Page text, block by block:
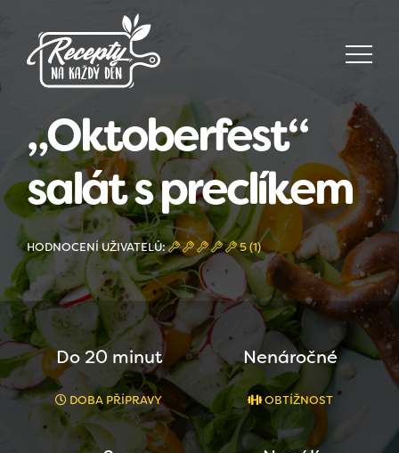
„Oktoberfest“
salát s preclíkem
HODNOCENÍ UŽIVATELŮ: 5 (1)
Do 20 minut
DOBA PŘÍPRAVY
Nenáročné
OBTÍŽNOST